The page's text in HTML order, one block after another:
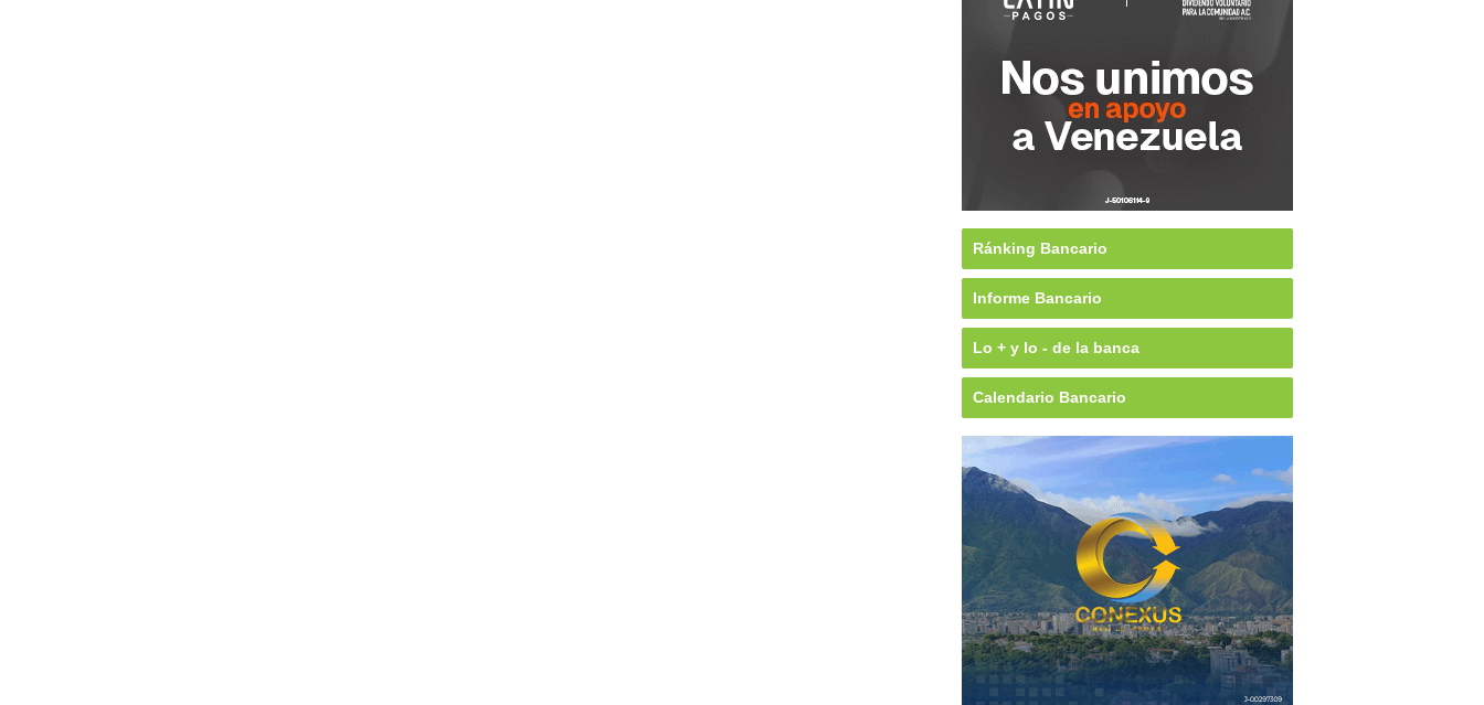
Ránking Bancario
Informe Bancario
Lo + y lo - de la banca
Calendario Bancario